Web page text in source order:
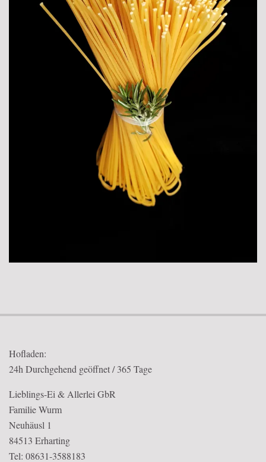
Hofladen:
24h Durchgehend geöffnet / 365 Tage
Lieblings-Ei & Allerlei GbR
Familie Wurm
Neuhäusl 1
84513 Erharting
Tel: 08631-3588183